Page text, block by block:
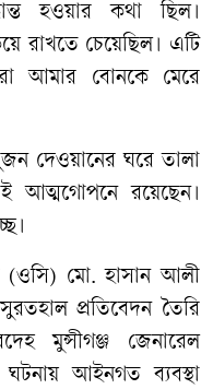
হওয়ার কথা ছিল।
রাখতে চেয়েছিল। এটি
আমার বোনকে মেরে
দেওয়ানের ঘরে তালা
আত্মগোপনে রয়েছেন।
(ওসি) মো. হাসান আলী
প্রতিবেদন তৈরি
মুন্সীগঞ্জ জেনারেল
আইনগত ব্যবস্থা